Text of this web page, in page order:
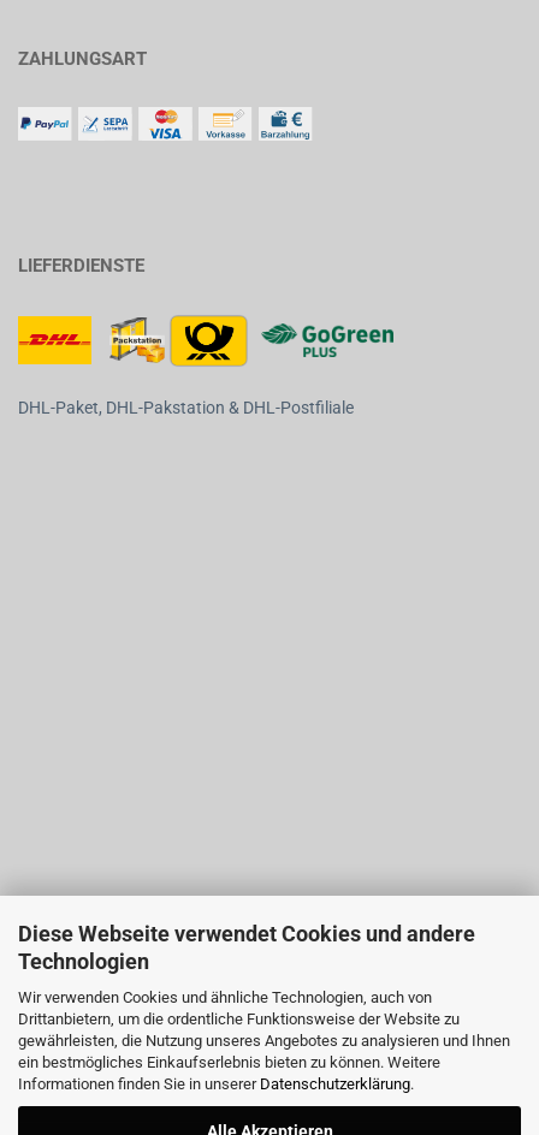
Diese Webseite verwendet Cookies und andere
Technologien
Wir verwenden Cookies und ähnliche Technologien, auch von
Drittanbietern, um die ordentliche Funktionsweise der Website zu
gewährleisten, die Nutzung unseres Angebotes zu analysieren und Ihnen
ein bestmögliches Einkaufserlebnis bieten zu können. Weitere
Informationen finden Sie in unserer Datenschutzerklärung.
Alle Akzeptieren
ZAHLUNGSART
LIEFERDIENSTE
DHL-Paket, DHL-Pakstation & DHL-Postfiliale